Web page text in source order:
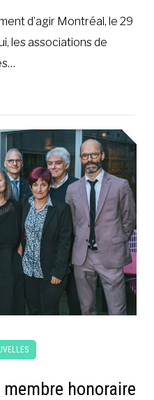
d’agir Montréal, le 29
les associations de
honoraire